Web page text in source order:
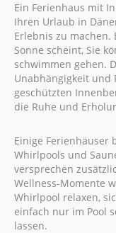
Ein Ferienhaus mit
Ihren Urlaub in
Erlebnis zu machen.
Sonne scheint, Sie
schwimmen gehen.
Unabhängigkeit und
geschützten
die Ruhe und
Einige Ferienhäuser
Whirlpools und
versprechen
Wellness-Momente
Whirlpool relaxen,
einfach nur im Pool
lassen.